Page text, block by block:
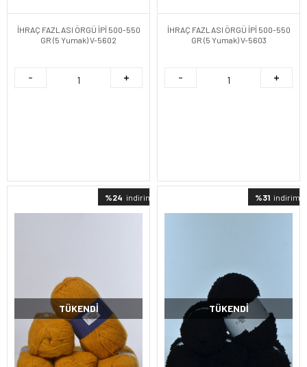
İHRAÇ FAZLASI ÖRGÜ İPİ 500-550
GR (5 Yumak) V-5602
İHRAÇ FAZLASI ÖRGÜ İPİ 500-550
GR (5 Yumak) V-5603
%24 indirimli
TÜKENDI
%31 indirimli
TÜKENDI